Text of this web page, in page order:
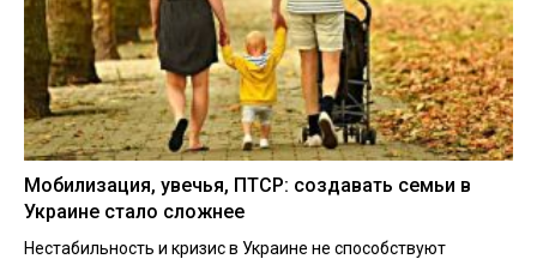
Мобилизация, увечья, ПТСР: создавать семьи в
Украине стало сложнее
Нестабильность и кризис в Украине не способствуют